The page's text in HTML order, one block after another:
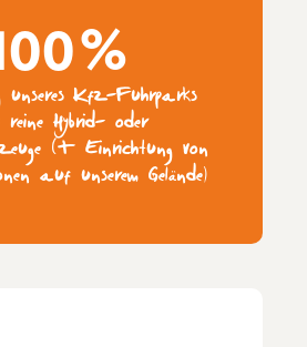
unseres Kfz-Fuhrparks
Hybrid- oder
(+ Einrichtung von
auf unserem Gelände)